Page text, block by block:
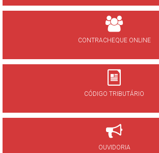
CONTRACHEQUE ONLINE
CÓDIGO TRIBUTÁRIO
OUVIDORIA